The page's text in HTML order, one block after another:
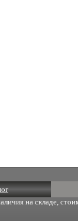
на складе,